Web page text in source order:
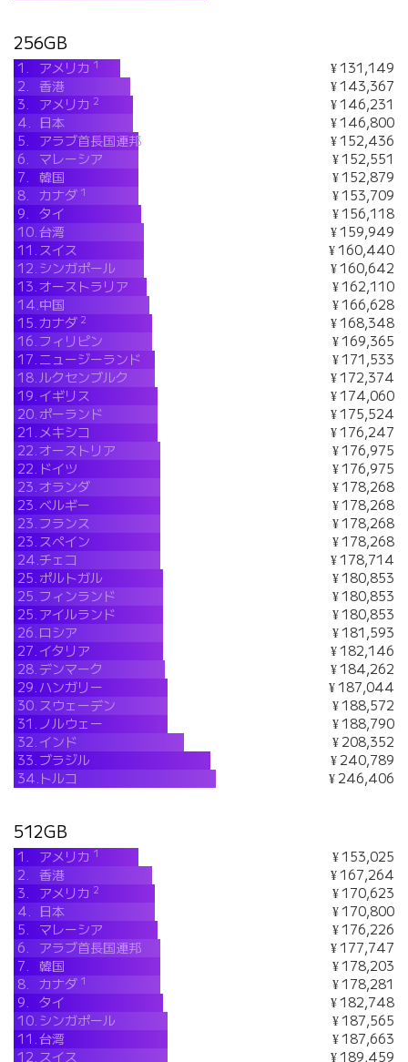
256GB
1. アメリカ 1
¥ 131,149
2.
香港
¥ 143,367
3.
アメリカ 2
¥ 146,231
4.
日本
¥ 146,800
5.
アラブ首長国連邦
¥ 152,436
6.
マレーシア
¥ 152,551
7.
韓国
¥ 152,879
8.
カナダ 1
¥ 153,709
9.
タイ
¥ 156,118
10.台湾
¥ 159,949
11. スイス
¥ 160,440
12. シンガポール
¥ 160,642
13.オーストラリア
¥ 162,110
14.中国
¥ 166,628
15.カナダ 2
¥ 168,348
16. フィリピン
¥ 169,365
17. ニュージーランド
¥ 171,533
18.ルクセンブルク
¥ 172,374
19. イギリス
¥ 174,060
20. ポーランド
¥ 175,524
21. メキシコ
¥ 176,247
22.オーストリア
¥ 176,975
22. ドイツ
¥ 176,975
23.オランダ
¥ 178,268
23.ベルギー
¥ 178,268
23. フランス
¥ 178,268
23. スペイン
¥ 178,268
24.チェコ
¥ 178,714
25. ポルトガル
¥ 180,853
25. フィンランド
¥ 180,853
25. アイルランド
¥ 180,853
26. ロシア
¥ 181,593
27. イタリア
¥ 182,146
28.デンマーク
¥ 184,262
29. ハンガリー
¥ 187,044
30. スウェーデン
¥ 188,572
31. ノルウェー
¥ 188,790
32. インド
¥ 208,352
33. ブラジル
¥ 240,789
34. トルコ ¥ 246,406
512GB
1. アメリカ 1
¥ 153,025
2.
香港
¥ 167,264
3.
アメリカ 2
¥ 170,623
4.
日本
¥ 170,800
5.
マレーシア
¥ 176,226
6.
アラブ首長国連邦
¥ 177,747
7.
韓国
¥ 178,203
8.
カナダ 1
¥ 178,281
9.
タイ
¥ 182,748
10. シンガポール
¥ 187,565
11.台湾
¥ 187,663
12. スイス ¥ 189,459